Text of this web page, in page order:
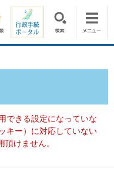
できる設定になっていな
キー）に対応していない
けません。